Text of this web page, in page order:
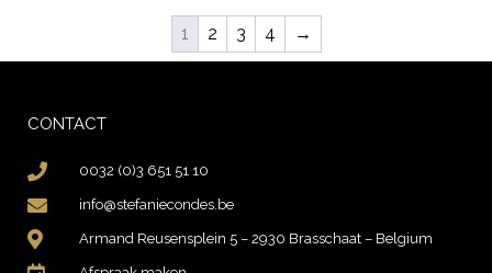
1 2 3 4 →
CONTACT
0032 (0)3 651 51 10
info@stefaniecondes.be
Armand Reusensplein 5 – 2930 Brasschaat – Belgium